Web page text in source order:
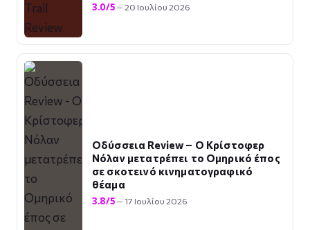
3.0/5— 20 Ιουλίου 2026
Οδύσσεια Review – Ο Κρίστοφερ
Νόλαν μετατρέπει το Ομηρικό έπος
σε σκοτεινό κινηματογραφικό
θέαμα
3.8/5— 17 Ιουλίου 2026